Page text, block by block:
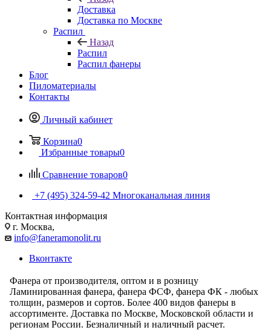
Доставка
Доставка по Москве
Распил
Назад
Распил
Распил фанеры
Блог
Пиломатериалы
Контакты
Личный кабинет
Корзина0
Избранные товары0
Сравнение товаров0
+7 (495) 324-59-42 Многоканальная линия
Контактная информация
г. Москва,
info@faneramonolit.ru
Вконтакте
Фанера от производителя, оптом и в розницу
Ламинированная фанера, фанера ФСФ, фанера ФК - любых
толщин, размеров и сортов. Более 400 видов фанеры в
ассортименте. Доставка по Москве, Московской области и
регионам России. Безналичный и наличный расчет.